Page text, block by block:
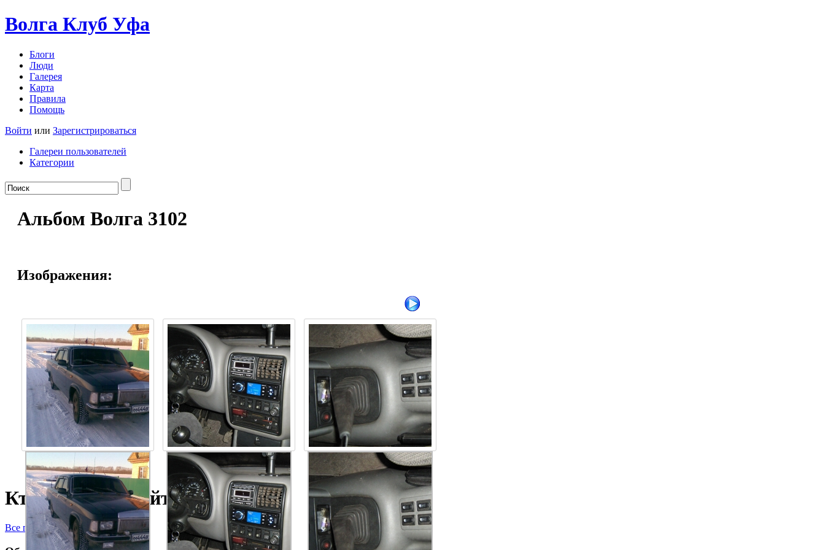
Волга Клуб Уфа
Блоги
Люди
Галерея
Карта
Правила
Помощь
Войти или Зарегистрироваться
Галереи пользователей
Категории
Альбом Волга 3102
Изображения:
Кто сейчас на сайте
Все пользователи